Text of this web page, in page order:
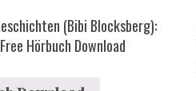
(Bibi Blocksberg):
Hörbuch Download